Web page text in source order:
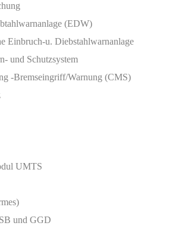
(EDW)
Einbruch-u. Diebstahlwarnanlage
und Schutzsystem
-Bremseingriff/Warnung (CMS)
UMTS
und GGD